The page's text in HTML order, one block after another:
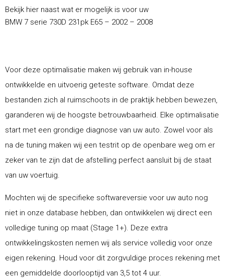
Bekijk hier naast wat er mogelijk is voor uw
BMW 7 serie 730D 231pk E65 – 2002 – 2008
Voor deze optimalisatie maken wij gebruik van in-house
ontwikkelde en uitvoerig geteste software. Omdat deze
bestanden zich al ruimschoots in de praktijk hebben bewezen,
garanderen wij de hoogste betrouwbaarheid. Elke optimalisatie
start met een grondige diagnose van uw auto. Zowel voor als
na de tuning maken wij een testrit op de openbare weg om er
zeker van te zijn dat de afstelling perfect aansluit bij de staat
van uw voertuig.
Mochten wij de specifieke softwareversie voor uw auto nog
niet in onze database hebben, dan ontwikkelen wij direct een
volledige tuning op maat (Stage 1+). Deze extra
ontwikkelingskosten nemen wij als service volledig voor onze
eigen rekening. Houd voor dit zorgvuldige proces rekening met
een gemiddelde doorlooptijd van 3,5 tot 4 uur.